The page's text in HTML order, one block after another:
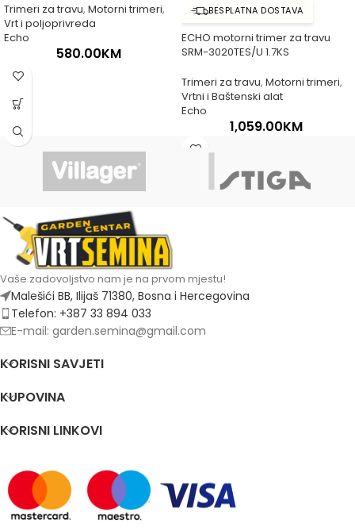
Trimeri za travu, Motorni trimeri,
Vrt i poljoprivreda
Echo
580.00KM
BESPLATNA DOSTAVA
ECHO motorni trimer za travu
SRM-3020TES/U 1.7KS
Trimeri za travu, Motorni trimeri,
Vrtni i Baštenski alat
Echo
1,059.00KM
Vaše zadovoljstvo nam je na prvom mjestu!
Malešići BB, Ilijaš 71380, Bosna i Hercegovina
Telefon: +387 33 894 033
E-mail: garden.semina@gmail.com
KORISNI SAVJETI
KUPOVINA
KORISNI LINKOVI